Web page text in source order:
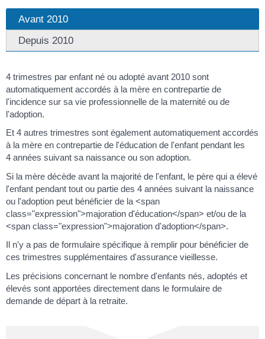
Avant 2010
Depuis 2010
4 trimestres par enfant né ou adopté avant 2010 sont
automatiquement accordés à la mère en contrepartie de
l'incidence sur sa vie professionnelle de la maternité ou de
l'adoption.
Et 4 autres trimestres sont également automatiquement accordés
à la mère en contrepartie de l'éducation de l'enfant pendant les
4 années suivant sa naissance ou son adoption.
Si la mère décède avant la majorité de l'enfant, le père qui a élevé
l'enfant pendant tout ou partie des 4 années suivant la naissance
ou l'adoption peut bénéficier de la <span
class="expression">majoration d'éducation</span> et/ou de la
<span class="expression">majoration d'adoption</span>.
Il n'y a pas de formulaire spécifique à remplir pour bénéficier de
ces trimestres supplémentaires d'assurance vieillesse.
Les précisions concernant le nombre d'enfants nés, adoptés et
élevés sont apportées directement dans le formulaire de
demande de départ à la retraite.